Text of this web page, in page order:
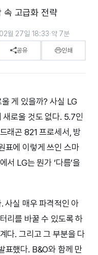
속 고급화 전략
월 27일 18:33·약 7분
공유 인쇄
게 있을까? 사실 LG
새로울 것도 없다. 5.7인
래곤 821 프로세서, 방
표에 이렇게 쓰인 스마
서 LG는 뭔가 ‘다름’을
사실 매우 파격적인 아
리를 바꿀 수 있도록 하
다. 그리고 그 부분을 다
표했다. B&O와 함께 만